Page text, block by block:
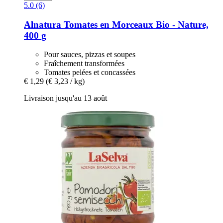
5.0 (6)
Alnatura Tomates en Morceaux Bio -​ Nature,
400 g
Pour sauces, pizzas et soupes
Fraîchement transformées
Tomates pelées et concassées
€ 1,29 (€ 3,23 / kg)
Livraison jusqu'au 13 août